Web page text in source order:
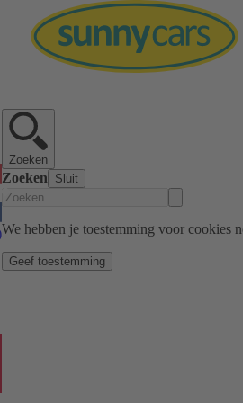
Zoeken
Zoeken Sluit
We hebben je toestemming voor cookies
Geef toestemming